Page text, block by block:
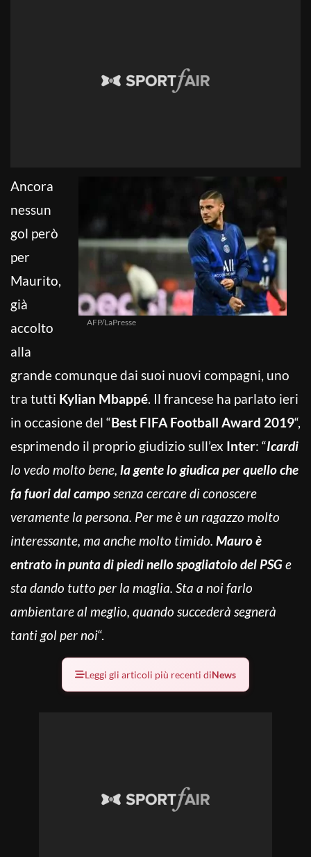
AFP/LaPresse
Ancora
nessun
gol però
per
Maurito,
già
accolto
alla
grande comunque dai suoi nuovi compagni, uno
tra tutti Kylian Mbappé. Il francese ha parlato ieri
in occasione del “Best FIFA Football Award 2019“,
esprimendo il proprio giudizio sull’ex Inter: “Icardi
lo vedo molto bene, la gente lo giudica per quello che
fa fuori dal camposenza cercare di conoscere
veramente la persona. Per me è un ragazzo molto
interessante, ma anche molto timido. Mauro è
entrato in punta di piedi nello spogliatoio del PSGe
sta dando tutto per la maglia. Sta a noi farlo
ambientare al meglio, quando succederà segnerà
tanti gol per noi“.
Leggi gli articoli più recenti diNews